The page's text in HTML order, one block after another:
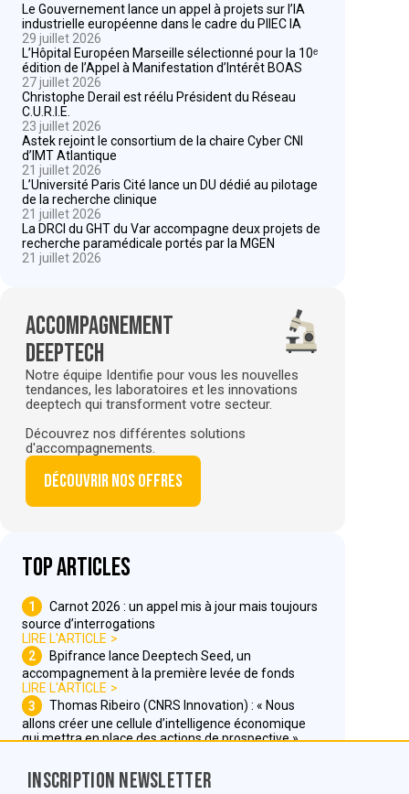
Le Gouvernement lance un appel à projets sur l’IA
industrielle européenne dans le cadre du PIIEC IA
29 juillet 2026
L’Hôpital Européen Marseille sélectionné pour la 10ᵉ
édition de l’Appel à Manifestation d’Intérêt BOAS
27 juillet 2026
Christophe Derail est réélu Président du Réseau
C.U.R.I.E.
23 juillet 2026
Astek rejoint le consortium de la chaire Cyber CNI
d’IMT Atlantique
21 juillet 2026
L’Université Paris Cité lance un DU dédié au pilotage
de la recherche clinique
21 juillet 2026
La DRCI du GHT du Var accompagne deux projets de
recherche paramédicale portés par la MGEN
21 juillet 2026
Accompagnement
deeptech
Notre équipe Identifie pour vous les nouvelles
tendances, les laboratoires et les innovations
deeptech qui transforment votre secteur.
Découvrez nos différentes solutions
d'accompagnements.
Découvrir nos offres
Top articles
1
Carnot 2026 : un appel mis à jour mais toujours
source d’interrogations
LIRE L'ARTICLE
2
Bpifrance lance Deeptech Seed, un
accompagnement à la première levée de fonds
LIRE L'ARTICLE
3
Thomas Ribeiro (CNRS Innovation) : « Nous
allons créer une cellule d’intelligence économique
qui mettra en place des actions de prospective »
Inscription Newsletter